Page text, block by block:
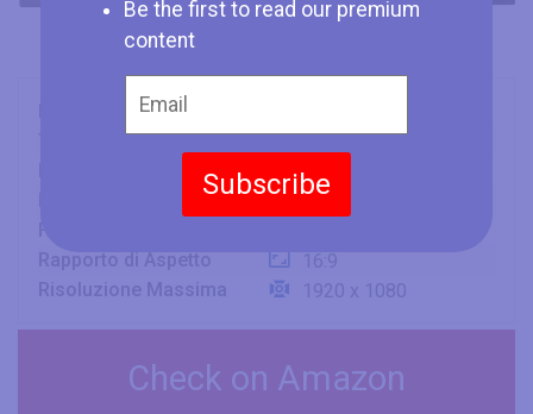
Be the first to read our premium
content
Subscribe
Marca
Monitor
Dimensione Schermo
24" (inches)
IPS
Frequenza dello Schermo
Risoluzione Massima
1920 x 1080
Check on Amazon